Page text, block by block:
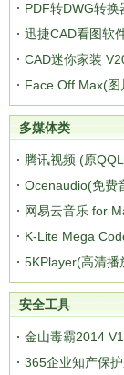
PDF转DWG转换
迅捷CAD看图软
CAD迷你家装
Face Off Max(
多媒体类
腾讯视频 (原
Ocenaudio(免费
网易云音乐 for
K-Lite Mega
5KPlayer(高清播
安全工具
金山毒霸2014
365企业知产保